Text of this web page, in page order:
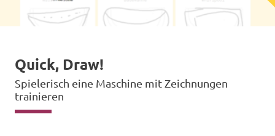
Werkzeug
Quick, Draw!
Spielerisch eine Maschine mit Zeichnungen
trainieren